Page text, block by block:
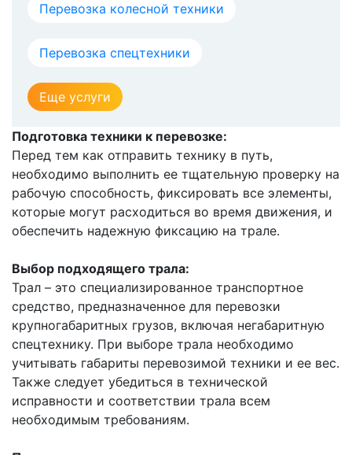
Перевозка колесной техники
Перевозка спецтехники
Еще услуги
Подготовка техники к перевозке:
Перед тем как отправить технику в путь,
необходимо выполнить ее тщательную проверку на
рабочую способность, фиксировать все элементы,
которые могут расходиться во время движения, и
обеспечить надежную фиксацию на трале.
Выбор подходящего трала:
Трал – это специализированное транспортное
средство, предназначенное для перевозки
крупногабаритных грузов, включая негабаритную
спецтехнику. При выборе трала необходимо
учитывать габариты перевозимой техники и ее вес.
Также следует убедиться в технической
исправности и соответствии трала всем
необходимым требованиям.